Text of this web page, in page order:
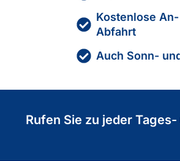
Kostenlose
Abfahrt
Auch Sonn-
Rufen Sie zu jeder